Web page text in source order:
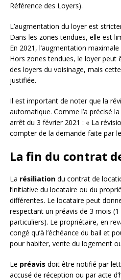
Référence des Loyers).
L’augmentation du loyer est
Dans les zones tendues, elle est
En 2021, l’augmentation
Hors zones tendues, le loyer peut
des loyers du voisinage, mais
justifiée.
Il est important de noter que la
automatique. Comme l’a précisé
arrêt du 3 février 2021 : « La
compter de la demande faite par
La fin du contrat
La résiliation du contrat de
l’initiative du locataire ou du
différentes. Le locataire peut
respectant un préavis de 3 mois
particuliers). Le propriétaire, en
congé qu’à l’échéance du bail et
pour habiter, vente du logement
Le préavis doit être notifié par
accusé de réception ou par acte